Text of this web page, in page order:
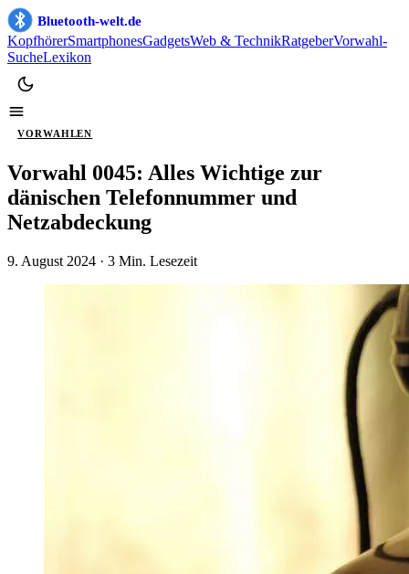
Bluetooth-welt.de
KopfhörerSmartphonesGadgetsWeb & TechnikRatgeberVorwahl-
SucheLexikon
VORWAHLEN
Vorwahl 0045: Alles Wichtige zur
dänischen Telefonnummer und
Netzabdeckung
9. August 2024 · 3 Min. Lesezeit